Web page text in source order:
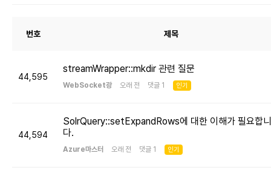
번호 제목
44,595
streamWrapper::mkdir 관련 질문
WebSocket광 오래 전 댓글 1 인기
44,594
SolrQuery::setExpandRows에 대한 이해가 필요합니
다.
Azure마스터 오래 전 댓글 1 인기